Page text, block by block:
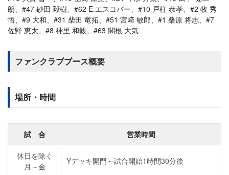
朗、#47 砂田 毅樹、#62 E.エスコバー、#10 戸柱 恭孝、#2 牧 秀
悟、#9 大和、#31 柴田 竜拓、#51 宮﨑 敏郎、#1 桑原 将志、#7
佐野 恵太、#8 神里 和毅、#63 関根 大気
ファンクラブブース概要
場所・時間
試 合 営業時間
休日を除く
月～金
Yデッキ開門～試合開始1時間30分後